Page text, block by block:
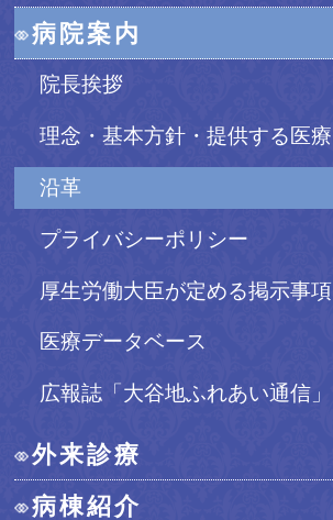
病院案内
院長挨拶
理念・基本方針・提供する医療
沿革
プライバシーポリシー
厚生労働大臣が定める掲示事項
医療データベース
広報誌「大谷地ふれあい通信」
外来診療
病棟紹介